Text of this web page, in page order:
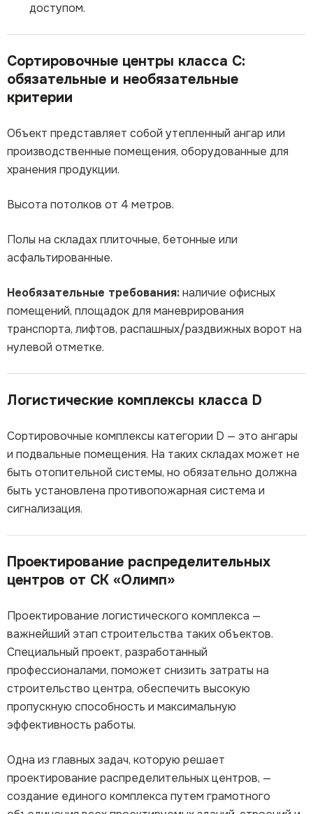
доступом.
Сортировочные центры класса С:
обязательные и необязательные
критерии
Объект представляет собой утепленный ангар или
производственные помещения, оборудованные для
хранения продукции.
Высота потолков от 4 метров.
Полы на складах плиточные, бетонные или
асфальтированные.
Необязательные требования:наличие офисных
помещений, площадок для маневрирования
транспорта, лифтов, распашных/раздвижных ворот на
нулевой отметке.
Логистические комплексы класса D
Сортировочные комплексы категории D — это ангары
и подвальные помещения. На таких складах может не
быть отопительной системы, но обязательно должна
быть установлена противопожарная система и
сигнализация.
Проектирование распределительных
центров от СК «Олимп»
Проектирование логистического комплекса —
важнейший этап строительства таких объектов.
Специальный проект, разработанный
профессионалами, поможет снизить затраты на
строительство центра, обеспечить высокую
пропускную способность и максимальную
эффективность работы.
Одна из главных задач, которую решает
проектирование распределительных центров, —
создание единого комплекса путем грамотного